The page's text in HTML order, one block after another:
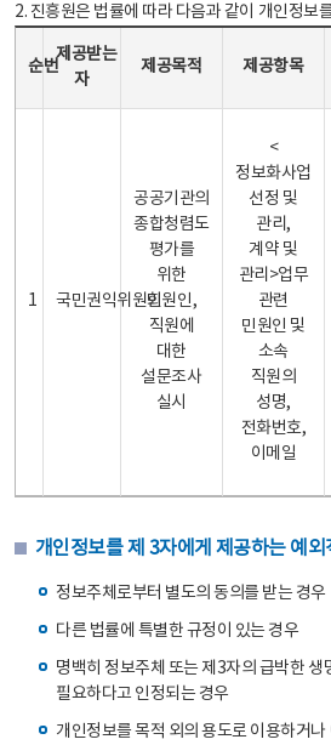
2. 진흥원은 법률에 따라 다음과 같이 개인정보
순번
제공받는
자
제공목적 제공항목
1 국민권익위원회
공공기관의
종합청렴도
평가를
위한
민원인,
직원에
대한
설문조사
실시
<
정보화사업
선정 및
관리,
계약 및
관리>업무
관련
민원인 및
소속
직원의
성명,
전화번호,
이메일
개인정보를 제 3자에게 제공하는 예외
정보주체로부터 별도의 동의를 받는 경우
다른 법률에 특별한 규정이 있는 경우
명백히 정보주체 또는 제3자의 급박한 생
필요하다고 인정되는 경우
개인정보를 목적 외의 용도로 이용하거